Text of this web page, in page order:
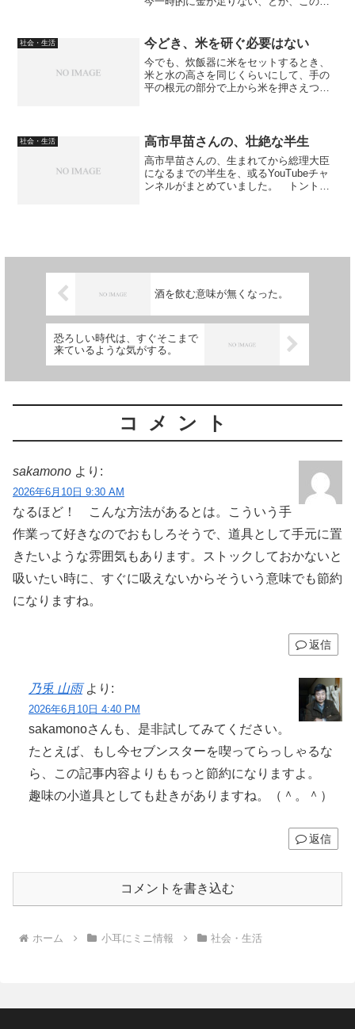
の生活費にも困っている場合は、返済能
力はありません。
社会・生活 今どき、米を研ぐ必要はない
今でも、炊飯器に米をセットするとき、
米と水の高さを同じくらいにして、手の
平の根元の部分で上から米を押さえつけ
うくさくなってしまうので...
社会・生活 高市早苗さんの、壮絶な半生
高市早苗さんの、生まれてから総理大臣
になるまでの半生を、或るYouTubeチャ
ンネルがまとめていました。 トントン
酒を飲む意味が無くなった。
恐ろしい時代は、すぐそこまで
来ているような気がする。
コメント
sakamono より:
2026年6月10日 9:30 AM
なるほど！ こんな方法があるとは。こういう手
作業って好きなのでおもしろそうで、道具として手元に置
きたいような雰囲気もあります。ストックしておかないと
吸いたい時に、すぐに吸えないからそういう意味でも節約
になりますね。
返信
乃兎 山雨 より:
2026年6月10日 4:40 PM
sakamonoさんも、是非試してみてください。
たとえば、もし今セブンスターを喫ってらっしゃるな
ら、この記事内容よりももっと節約になりますよ。
趣味の小道具としても赴きがありますね。（＾。＾）
返信
コメントを書き込む
ホーム 小耳にミニ情報 社会・生活